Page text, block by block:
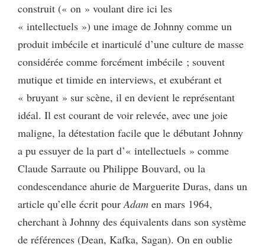
construit (« on » voulant dire ici les
« intellectuels ») une image de Johnny comme un
produit imbécile et inarticulé d’une culture de masse
considérée comme forcément imbécile ; souvent
mutique et timide en interviews, et exubérant et
« bruyant » sur scène, il en devient le représentant
idéal. Il est courant de voir relevée, avec une joie
maligne, la détestation facile que le débutant Johnny
a pu essuyer de la part d’« intellectuels » comme
Claude Sarraute ou Philippe Bouvard, ou la
condescendance ahurie de Marguerite Duras, dans un
article qu’elle écrit pour Adam en mars 1964,
cherchant à Johnny des équivalents dans son système
de références (Dean, Kafka, Sagan). On en oublie